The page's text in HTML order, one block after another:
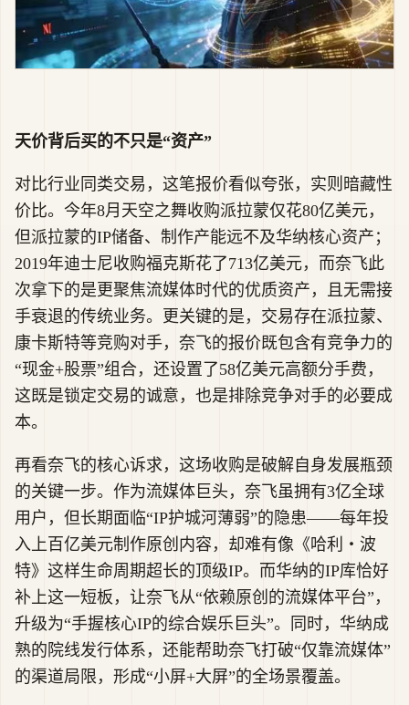
天价背后买的不只是“资产”
对比行业同类交易，这笔报价看似夸张，实则暗藏性
价比。今年8月天空之舞收购派拉蒙仅花80亿美元，
但派拉蒙的IP储备、制作产能远不及华纳核心资产；
2019年迪士尼收购福克斯花了713亿美元，而奈飞此
次拿下的是更聚焦流媒体时代的优质资产，且无需接
手衰退的传统业务。更关键的是，交易存在派拉蒙、
康卡斯特等竞购对手，奈飞的报价既包含有竞争力的
“现金+股票”组合，还设置了58亿美元高额分手费，
这既是锁定交易的诚意，也是排除竞争对手的必要成
本。
再看奈飞的核心诉求，这场收购是破解自身发展瓶颈
的关键一步。作为流媒体巨头，奈飞虽拥有3亿全球
用户，但长期面临“IP护城河薄弱”的隐患——每年投
入上百亿美元制作原创内容，却难有像《哈利・波
特》这样生命周期超长的顶级IP。而华纳的IP库恰好
补上这一短板，让奈飞从“依赖原创的流媒体平台”，
升级为“手握核心IP的综合娱乐巨头”。同时，华纳成
熟的院线发行体系，还能帮助奈飞打破“仅靠流媒体”
的渠道局限，形成“小屏+大屏”的全场景覆盖。